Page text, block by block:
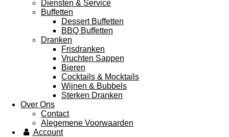
Diensten & Service
Buffetten
Dessert Buffetten
BBQ Buffetten
Dranken
Frisdranken
Vruchten Sappen
Bieren
Cocktails & Mocktails
Wijnen & Bubbels
Sterken Dranken
Over Ons
Contact
Alegemene Voorwaarden
Account